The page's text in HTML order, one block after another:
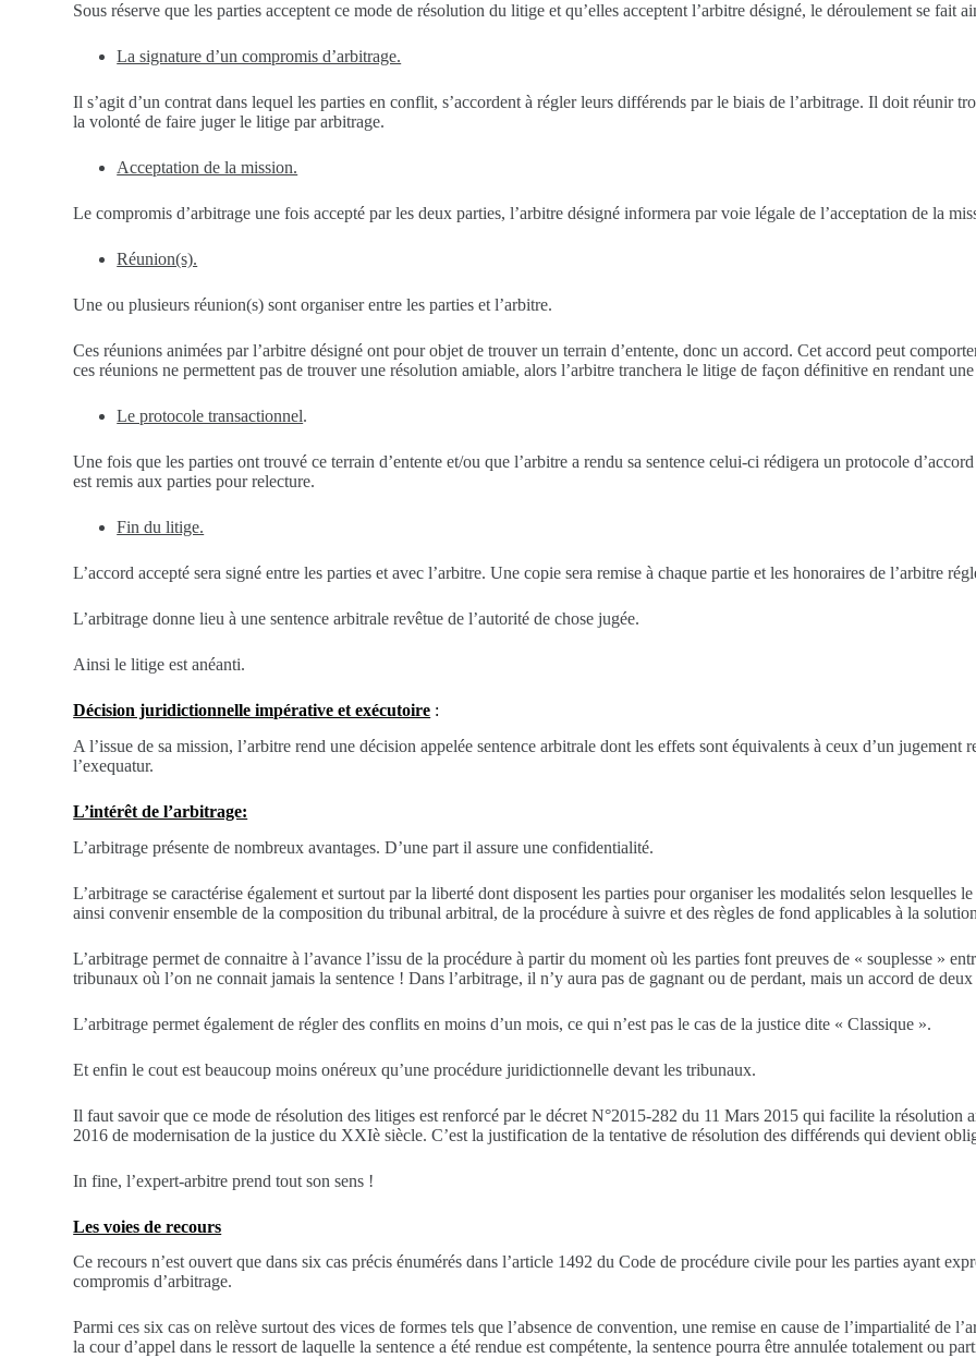
Sous réserve que les parties acceptent ce mode de résolution du litige et qu’elles acceptent l’arbitre désigné, le déroulement se fait
La signature d’un compromis d’arbitrage.
Il s’agit d’un contrat dans lequel les parties en conflit, s’accordent à régler leurs différends par le biais de l’arbitrage. Il doit réunir
la volonté de faire juger le litige par arbitrage.
Acceptation de la mission.
Le compromis d’arbitrage une fois accepté par les deux parties, l’arbitre désigné informera par voie légale de l’acceptation de la
Réunion(s).
Une ou plusieurs réunion(s) sont organiser entre les parties et l’arbitre.
Ces réunions animées par l’arbitre désigné ont pour objet de trouver un terrain d’entente, donc un accord. Cet accord peut
ces réunions ne permettent pas de trouver une résolution amiable, alors l’arbitre tranchera le litige de façon définitive en rendant
Le protocole transactionnel.
Une fois que les parties ont trouvé ce terrain d’entente et/ou que l’arbitre a rendu sa sentence celui-ci rédigera un protocole
est remis aux parties pour relecture.
Fin du litige.
L’accord accepté sera signé entre les parties et avec l’arbitre. Une copie sera remise à chaque partie et les honoraires de l’arbitre
L’arbitrage donne lieu à une sentence arbitrale revêtue de l’autorité de chose jugée.
Ainsi le litige est anéanti.
Décision juridictionnelle impérative et exécutoire :
A l’issue de sa mission, l’arbitre rend une décision appelée sentence arbitrale dont les effets sont équivalents à ceux d’un jugement
l’exequatur.
L’intérêt de l’arbitrage:
L’arbitrage présente de nombreux avantages. D’une part il assure une confidentialité.
L’arbitrage se caractérise également et surtout par la liberté dont disposent les parties pour organiser les modalités selon lesquelles
ainsi convenir ensemble de la composition du tribunal arbitral, de la procédure à suivre et des règles de fond applicables à la
L’arbitrage permet de connaitre à l’avance l’issu de la procédure à partir du moment où les parties font preuves de « souplesse »
tribunaux où l’on ne connait jamais la sentence ! Dans l’arbitrage, il n’y aura pas de gagnant ou de perdant, mais un accord de
L’arbitrage permet également de régler des conflits en moins d’un mois, ce qui n’est pas le cas de la justice dite « Classique ».
Et enfin le cout est beaucoup moins onéreux qu’une procédure juridictionnelle devant les tribunaux.
Il faut savoir que ce mode de résolution des litiges est renforcé par le décret N°2015-282 du 11 Mars 2015 qui facilite la
2016 de modernisation de la justice du XXIè siècle. C’est la justification de la tentative de résolution des différends qui devient
In fine, l’expert-arbitre prend tout son sens !
Les voies de recours
Ce recours n’est ouvert que dans six cas précis énumérés dans l’article 1492 du Code de procédure civile pour les parties ayant
compromis d’arbitrage.
Parmi ces six cas on relève surtout des vices de formes tels que l’absence de convention, une remise en cause de l’impartialité de
la cour d’appel dans le ressort de laquelle la sentence a été rendue est compétente, la sentence pourra être annulée totalement ou